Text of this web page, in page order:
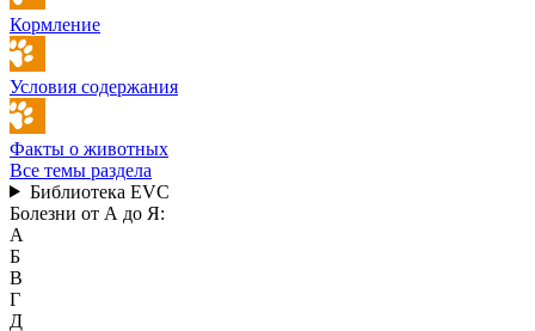
Кормление
Условия содержания
Факты о животных
Все темы раздела
Библиотека EVC
Болезни от А до Я:
А
Б
В
Г
Д